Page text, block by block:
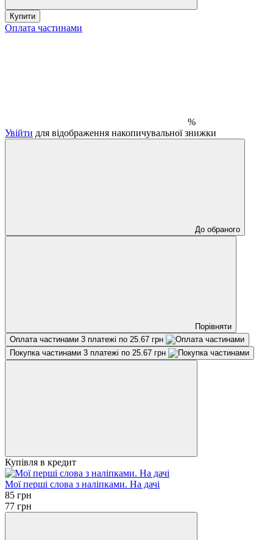
Купити
Оплата частинами
%
Увійти для відображення накопичувальної знижки
До обраного
Порівняти
Оплата частинами 3 платежі по 25.67 грн
Покупка частинами 3 платежі по 25.67 грн
Купівля в кредит
Мої перші слова з наліпками. На дачі
85 грн
77 грн